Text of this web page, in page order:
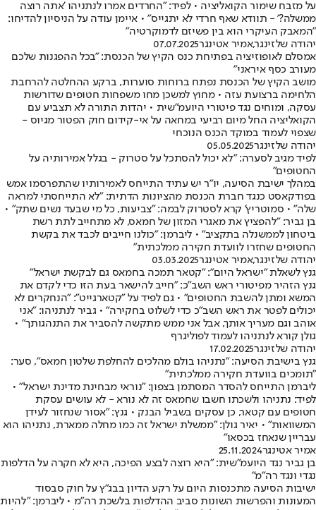
על מזבח שימור הקואליציה • לפיד: "החרדים אמרו לנתניהו 'אתה רוצה
ממשלה?' - תוודא שאף חרדי לא יתגייס" • איימן עודה על הניסיון להדיחו:
"המאבק העיקרי הוא בין פשיזם לדמוקרטיה"
יהודה שלזינגר,אמיר אטינגר07.07.2025
אמסלם לאופוזיציה בפתיחת כנס הקיץ של הכנסת: "בכל ההפגנות שלכם
מעורב כסף איראני"
מושב הקיץ של הכנסת נפתח ברוחות סוערות, ברקע ההחלטה להרחבת
הלחימה ברצועת עזה • מחוץ למשכן מחו משפחות חטופים שדורשות
עסקה, ומוחים נגד פיטורי היועמ"שית • יהדות התורה לא תצביע עם
הקואליציה החל מיום רביעי במחאה על אי-קידום חוק הפטור מגיוס -
שצפוי לעמוד במוקד הכנס הנוכחי
יהודה שלזינגר05.05.2025
לפיד מגיב לסערה: "לא יכול להסתכל על סטרוק - בגלל אמירותיה על
החטופים"
במהלך ישיבת הסיעה, יו"ר יש עתיד התייחס לאמירותיו שהתפרסמו אמש
בפודקאסט כנגד חברת הכנסת מהציונות הדתית: "לא התייחסתי למראה
שלה" • סמוטריץ' קרא לסטרוק לבמה: "צביעות, כל מי שבעד נשים שתק" •
בן גביר: "להפציץ את מאגרי המזון של חמאס, לא מתחייב לתת רשת
ביטחון לממשנלה בתקציב" • ליברמן: "כולנו חייבים לכבד את בקשת
החטופים שחזרו לוועדת חקירה ממלכתית"
יהודה שלזינגר,אמיר אטינגר03.03.2025
גנץ לשאלת "ישראל היום": "קטאר תמכה בחמאס גם לבקשת ישראל"
גנץ הזהיר מפיטורי ראש השב"כ: "חייב להישאר בעת הזו כדי לקדם את
המשא ומתן להשבת החטופים" • גם לפיד על "קטארגייט": "הנחקרים לא
יכולים לפטר את ראש השב"כ כדי לשלוט בחקירה" • גביר לנתניהו: "אני
אוהב וגם מעריך אותך, אבל אני ממש מתקשה להסביר את התנהגותך" •
גולן קורא לנתניהו לעמוד לפוליגרף
יהודה שלזינגר17.02.2025
גנץ בישיבת הסיעה: "נתניהו בולם מהלכים להחלפת שלטון חמאס", סער:
"תומכים בוועדת חקירה ממלכתית"
ליברמן התייחס להסדר המסתמן בצפון: "נוראי מבחינת מדינת ישראל" •
לפיד: נתניהו ולשכתו חשבו שחמאס זה לא נורא - לא עושים עסקת
חטופים עם קטאר, כן עסקים בשביל הבנק • גנץ: "אסור שנחזור לעידן
המשוואות" • יאיר גולן: "ממשלת ישראל זה כמו מחלה ממארת, נתניהו הוא
עבריין שנאחז בכסאו"
אמיר אטינגר25.11.2024
בן גביר נגד היועמ"שית: "היא רוצה לבצע הפיכה, היא לא חקרה על הדלפות
נגדי ונגד רה"מ"
ישיבות הסיעה מתכנסות היום על רקע הדיון בבג"ץ על חוק סבסוד
המעונות והפרשות השונות סביב ההדלפות בלשכת רה"מ • ליברמן: "להיות